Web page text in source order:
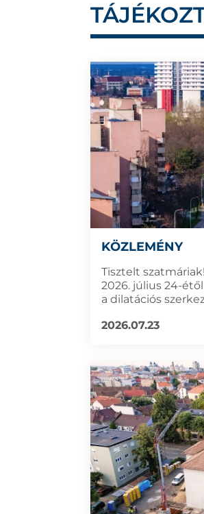
KÖZLEMÉNY
Tisztelt
2026. július 24-
a dilatációs
2026.07.23